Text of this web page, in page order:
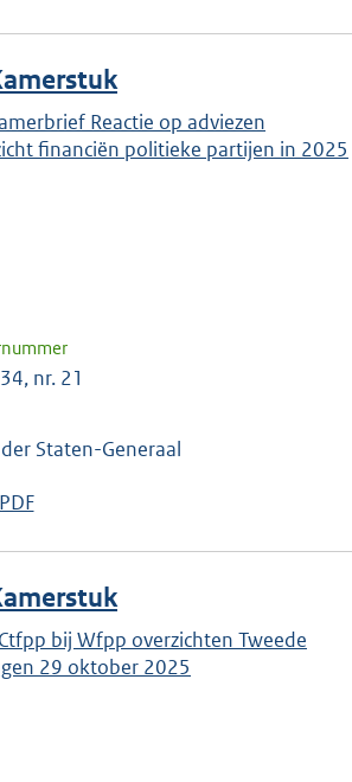
Reactie op adviezen
financiën politieke partijen in 2025
nr. 21
Staten-Generaal
bij Wfpp overzichten Tweede
29 oktober 2025